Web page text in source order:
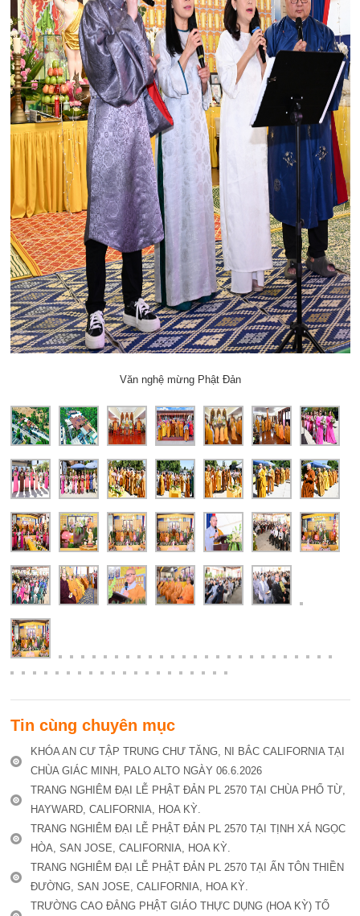
Văn nghệ mừng Phật Đản
Tin cùng chuyên mục
KHÓA AN CƯ TẬP TRUNG CHƯ TĂNG, NI BẮC CALIFORNIA TẠI
CHÙA GIÁC MINH, PALO ALTO NGÀY 06.6.2026
TRANG NGHIÊM ĐẠI LỄ PHẬT ĐẢN PL 2570 TẠI CHÙA PHỔ TỪ,
HAYWARD, CALIFORNIA, HOA KỲ.
TRANG NGHIÊM ĐẠI LỄ PHẬT ĐẢN PL 2570 TẠI TỊNH XÁ NGỌC
HÒA, SAN JOSE, CALIFORNIA, HOA KỲ.
TRANG NGHIÊM ĐẠI LỄ PHẬT ĐẢN PL 2570 TẠI ẤN TÔN THIỀN
ĐƯỜNG, SAN JOSE, CALIFORNIA, HOA KỲ.
TRƯỜNG CAO ĐẲNG PHẬT GIÁO THỰC DỤNG (HOA KỲ) TỔ